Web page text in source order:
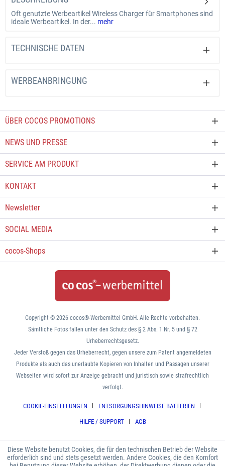
Oft genutzte Werbeartikel Wireless Charger für Smartphones sind
ideale Werbeartikel. In der... mehr
TECHNISCHE DATEN
WERBEANBRINGUNG
ÜBER COCOS PROMOTIONS
NEWS UND PRESSE
SERVICE AM PRODUKT
KONTAKT
Newsletter
SOCIAL MEDIA
cocos-Shops
COOKIE-EINSTELLUNGEN ENTSORGUNGSHINWEISE BATTERIEN
HILFE / SUPPORT AGB
Copyright © 2026 cocos®-Werbemittel GmbH. Alle Rechte vorbehalten.
Sämtliche Fotos fallen unter den Schutz des § 2 Abs. 1 Nr. 5 und § 72
Urheberrechtsgesetz.
Jeder Verstoß gegen das Urheberrecht, gegen unsere zum Patent angemeldeten
Produkte als auch das unerlaubte Kopieren von Inhalten und Passagen unserer
Webseiten wird sofort zur Anzeige gebracht und juristisch sowie strafrechtlich
verfolgt.
Diese Website benutzt Cookies, die für den technischen Betrieb der Website
erforderlich sind und stets gesetzt werden. Andere Cookies, die den Komfort